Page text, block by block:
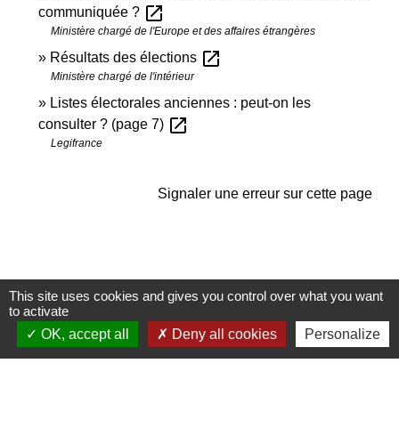
communiquée ? open_in_new
Ministère chargé de l'Europe et des affaires étrangères
Résultats des élections open_in_new
Ministère chargé de l'intérieur
Listes électorales anciennes : peut-on les
consulter ? (page 7) open_in_new
Legifrance
Signaler une erreur sur cette page
Commune de Janneyrias
30, route Crémieu
This site uses cookies and gives you control over what you want
to activate
OK, accept all
Deny all cookies Personalize